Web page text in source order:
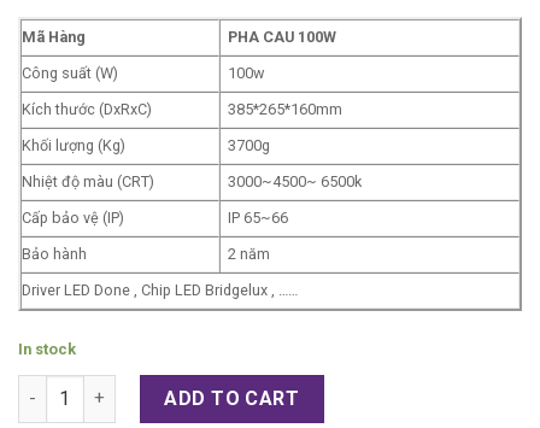
Mã Hàng
PHA CAU 100W
Công suất (W)
100w
Kích thước (DxRxC)
385*265*160mm
Khối lượng (Kg)
3700g
Nhiệt độ màu (CRT)
3000~4500~ 6500k
Cấp bảo vệ (IP)
IP 65~66
Bảo hành
2 năm
Driver LED Done , Chip LED Bridgelux , ……
In stock
Đèn Pha Cầu 100W quantity
ADD TO CART